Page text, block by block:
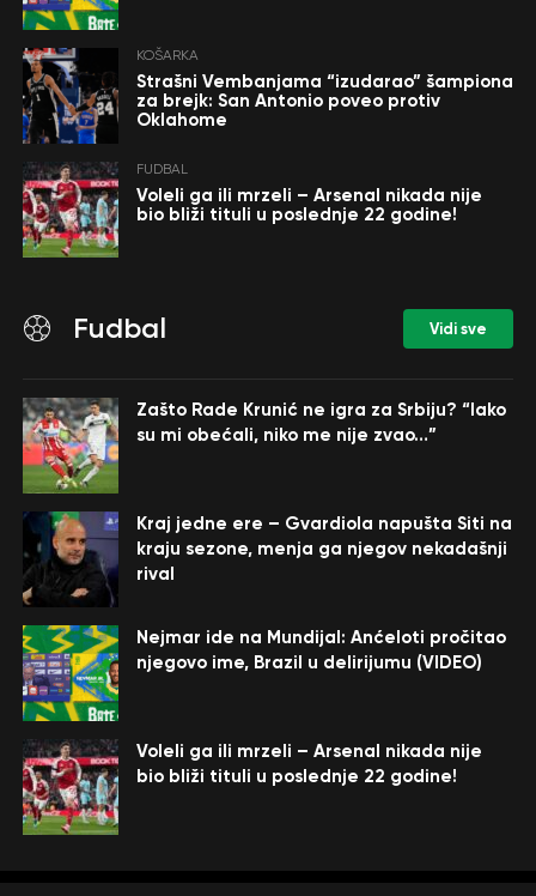
KOŠARKA
Strašni Vembanjama “izudarao” šampiona
za brejk: San Antonio poveo protiv
Oklahome
FUDBAL
Voleli ga ili mrzeli – Arsenal nikada nije
bio bliži tituli u poslednje 22 godine!
Fudbal Vidi sve
Zašto Rade Krunić ne igra za Srbiju? “Iako
su mi obećali, niko me nije zvao…”
Kraj jedne ere – Gvardiola napušta Siti na
kraju sezone, menja ga njegov nekadašnji
rival
Nejmar ide na Mundijal: Anćeloti pročitao
njegovo ime, Brazil u delirijumu (VIDEO)
Voleli ga ili mrzeli – Arsenal nikada nije
bio bliži tituli u poslednje 22 godine!